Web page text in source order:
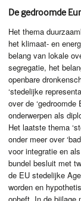
De gedroomde
Het thema
het klimaat- en
belang van lokale
segregatie, het
openbare
‘stedelijke
over de ‘gedroomde
onderwerpen als
Het laatste thema
onder meer over
voor integratie en
bundel besluit met
de EU stedelijke
worden en